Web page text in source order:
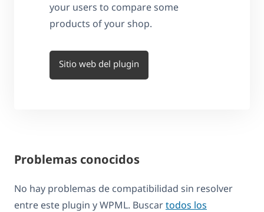
your users to compare some
products of your shop.
Sitio web del plugin
Problemas conocidos
No hay problemas de compatibilidad sin resolver
entre este plugin y WPML. Buscartodos los